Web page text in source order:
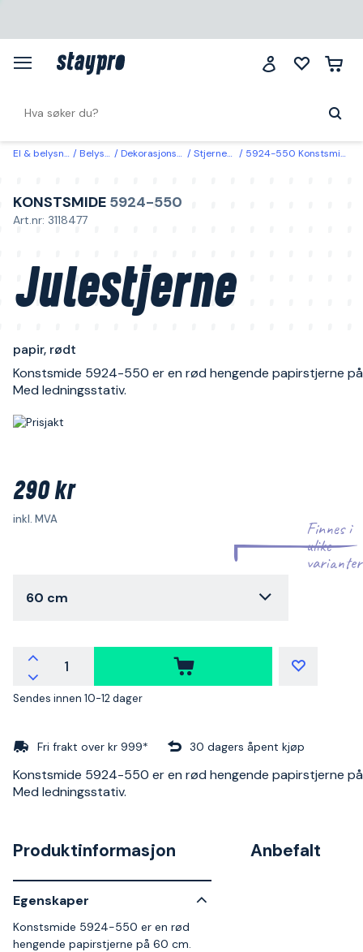
El & belysning Belysning Dekorasjonsbelysning Stjerner & kranser 5924-550 Konstsmide Julestjerne papir, rødt 60 cm
KONSTSMIDE 5924-550
Art.nr: 3118477
Julestjerne
papir, rødt
Konstsmide 5924-550 er en rød hengende papirstjerne
Med ledningsstativ.
290 kr
inkl. MVA
Finnes i
ulike
varianter
60 cm
Sendes innen 10-12 dager
Fri frakt over kr 999* 30 dagers åpent kjøp
Konstsmide 5924-550 er en rød hengende papirstjerne
Med ledningsstativ.
Produktinformasjon
Egenskaper
Konstsmide 5924-550 er en rød
hengende papirstjerne på 60 cm.
Anbefalt